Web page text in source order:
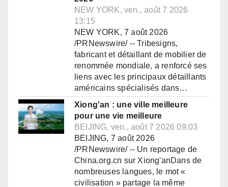
NEW YORK, ven., août 7 2026
13:15
NEW YORK, 7 août 2026
/PRNewswire/ -- Tribesigns,
fabricant et détaillant de mobilier de
renommée mondiale, a renforcé ses
liens avec les principaux détaillants
américains spécialisés dans…
Xiong'an : une ville meilleure
pour une vie meilleure
BEIJING, ven., août 7 2026 09:03
BEIJING, 7 août 2026
/PRNewswire/ -- Un reportage de
China.org.cn sur Xiong'anDans de
nombreuses langues, le mot «
civilisation » partage la même